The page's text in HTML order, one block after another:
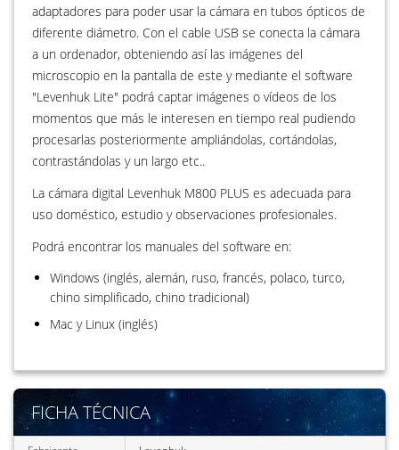
adaptadores para poder usar la cámara en tubos ópticos de
diferente diámetro. Con el cable USB se conecta la cámara
a un ordenador, obteniendo así las imágenes del
microscopio en la pantalla de este y mediante el software
"Levenhuk Lite" podrá captar imágenes o vídeos de los
momentos que más le interesen en tiempo real pudiendo
procesarlas posteriormente ampliándolas, cortándolas,
contrastándolas y un largo etc..
La cámara digital Levenhuk M800 PLUS es adecuada para
uso doméstico, estudio y observaciones profesionales.
Podrá encontrar los manuales del software en:
Windows (inglés, alemán, ruso, francés, polaco, turco,
chino simplificado, chino tradicional)
Mac y Linux (inglés)
FICHA TÉCNICA